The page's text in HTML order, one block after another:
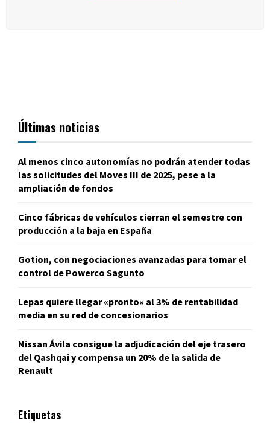
Últimas noticias
Al menos cinco autonomías no podrán atender todas
las solicitudes del Moves III de 2025, pese a la
ampliación de fondos
Cinco fábricas de vehículos cierran el semestre con
producción a la baja en España
Gotion, con negociaciones avanzadas para tomar el
control de Powerco Sagunto
Lepas quiere llegar «pronto» al 3% de rentabilidad
media en su red de concesionarios
Nissan Ávila consigue la adjudicación del eje trasero
del Qashqai y compensa un 20% de la salida de
Renault
Etiquetas